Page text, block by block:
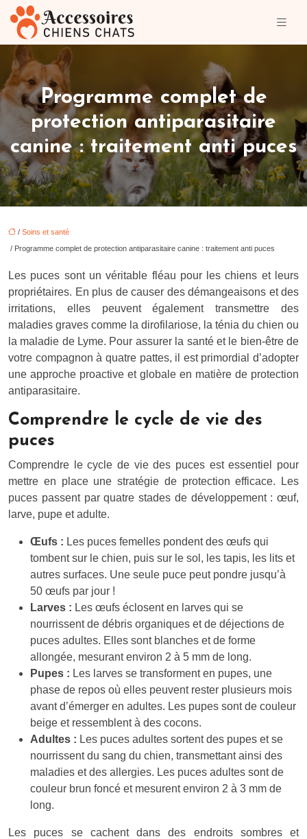
Programme complet de
protection antiparasitaire
canine : traitement anti puces
/ Soins et santé
/ Programme complet de protection antiparasitaire canine : traitement anti puces
Les puces sont un véritable fléau pour les chiens et leurs
propriétaires. En plus de causer des démangeaisons et des
irritations, elles peuvent également transmettre des
maladies graves comme la dirofilariose, la ténia du chien ou
la maladie de Lyme. Pour assurer la santé et le bien-être de
votre compagnon à quatre pattes, il est primordial d’adopter
une approche proactive et globale en matière de protection
antiparasitaire.
Comprendre le cycle de vie des
puces
Comprendre le cycle de vie des puces est essentiel pour
mettre en place une stratégie de protection efficace. Les
puces passent par quatre stades de développement : œuf,
larve, pupe et adulte.
Œufs : Les puces femelles pondent des œufs qui
tombent sur le chien, puis sur le sol, les tapis, les lits et
autres surfaces. Une seule puce peut pondre jusqu’à
50 œufs par jour !
Larves : Les œufs éclosent en larves qui se
nourrissent de débris organiques et de déjections de
puces adultes. Elles sont blanches et de forme
allongée, mesurant environ 2 à 5 mm de long.
Pupes : Les larves se transforment en pupes, une
phase de repos où elles peuvent rester plusieurs mois
avant d’émerger en adultes. Les pupes sont de couleur
beige et ressemblent à des cocons.
Adultes : Les puces adultes sortent des pupes et se
nourrissent du sang du chien, transmettant ainsi des
maladies et des allergies. Les puces adultes sont de
couleur brun foncé et mesurent environ 2 à 3 mm de
long.
Les puces se cachent dans des endroits sombres et